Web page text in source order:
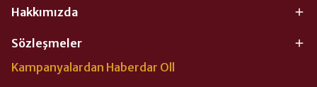
Hakkımızda
Sözleşmeler
Kampanyalardan Haberdar Oll